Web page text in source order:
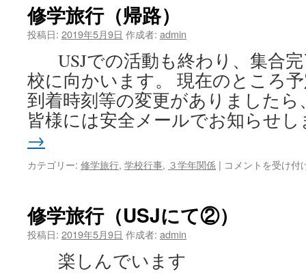
子
①
は
着
予
定）
は
修学旅行（帰路）
投稿日: 2019年5月9日 作成者: admin
USJでの活動も終わり、集合
校に向かいます。 現在のところ
到着時刻等の変更がありましたら
皆様には安全メールでお知らせ
→
カテゴリー: 修学旅行, 学校行事, ３学年関係 | 修
（帰
コメントを受け付
修学旅行（USJにて②）
投稿日: 2019年5月9日 作成者: admin
楽しんでいます